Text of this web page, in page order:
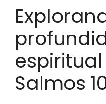
Salmos